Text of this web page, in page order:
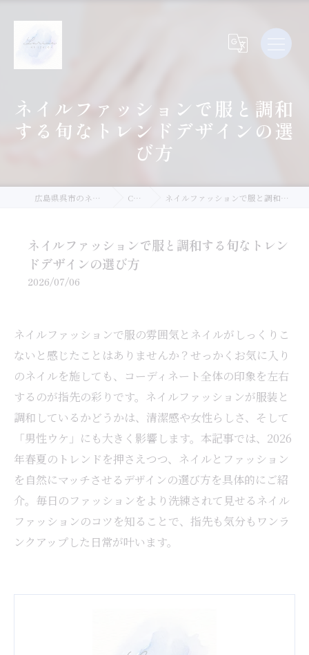
ネイルファッションで服と調和
する旬なトレンドデザインの選
び方
広島県呉市のネイルならLurina.Nail Column ネイルファッションで服と調和する旬なトレンドデザインの選び方
ネイルファッションで服と調和する旬なトレン
ドデザインの選び方
2026/07/06
ネイルファッションで服の雰囲気とネイルがしっくりこ
ないと感じたことはありませんか？せっかくお気に入り
のネイルを施しても、コーディネート全体の印象を左右
するのが指先の彩りです。ネイルファッションが服装と
調和しているかどうかは、清潔感や女性らしさ、そして
「男性ウケ」にも大きく影響します。本記事では、2026
年春夏のトレンドを押さえつつ、ネイルとファッション
を自然にマッチさせるデザインの選び方を具体的にご紹
介。毎日のファッションをより洗練されて見せるネイル
ファッションのコツを知ることで、指先も気分もワンラ
ンクアップした日常が叶います。